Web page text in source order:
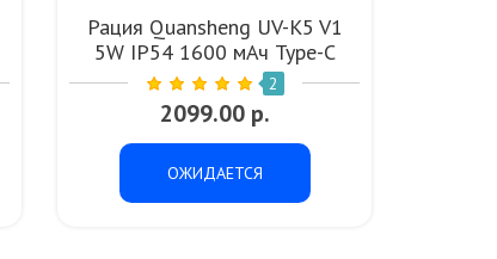
Рация Quansheng UV-K5 V1
5W IP54 1600 мАч Type-C
Черный
2
2099.00 р.
ОЖИДАЕТСЯ